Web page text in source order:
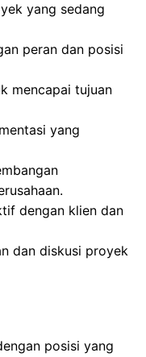
yang sedang
peran dan posisi
mencapai tujuan
yang
dengan klien dan
dan diskusi proyek
posisi yang